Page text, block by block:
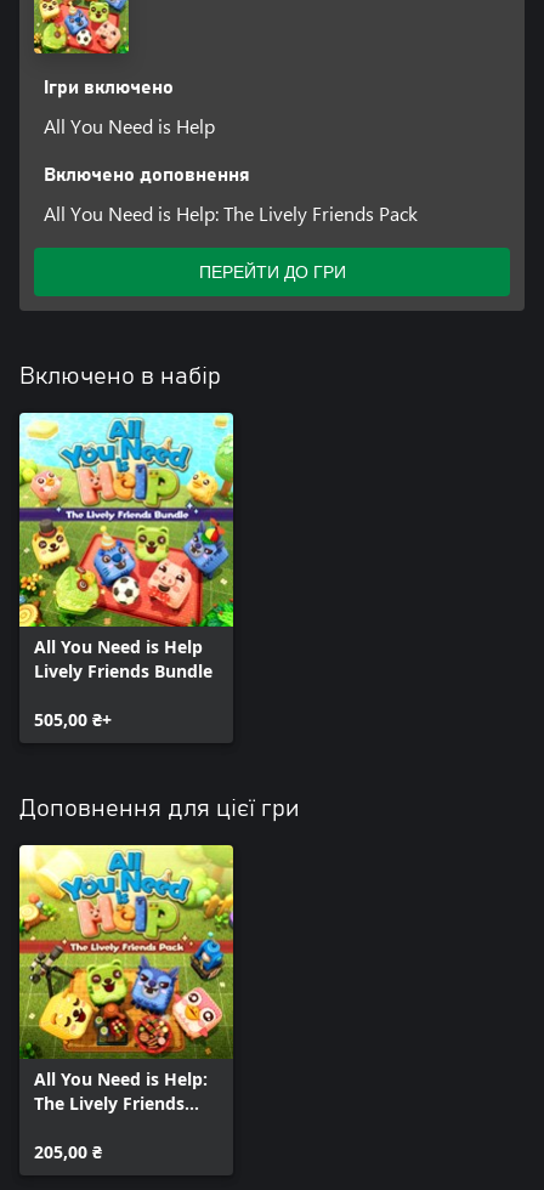
Ігри включено
All You Need is Help
Включено доповнення
All You Need is Help: The Lively Friends Pack
ПЕРЕЙТИ ДО ГРИ
Включено в набір
All You Need is Help
Lively Friends Bundle
505,00 ₴+
Доповнення для цієї гри
All You Need is Help:
The Lively Friends
205,00 ₴